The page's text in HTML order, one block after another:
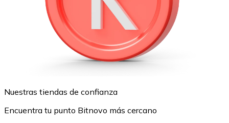
Nuestras tiendas de confianza
Encuentra tu punto Bitnovo más cercano